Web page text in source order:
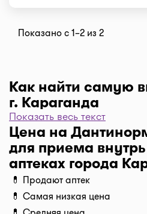
Показано с 1–2 из 2
Как найти самую
г. Караганда
Чтобы отфильтровать
"Фильтр", далее "По цене,
"Выбрать". Самая низкая
вами. Экономьте с
Доставка
Нужна быстрая доставка
Показать весь текст
Цена на
для приема
аптеках города
💊 Продают аптек
💊 Самая низкая цена